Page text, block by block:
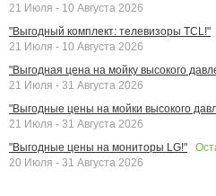
21 Июля - 10 Августа 2026
"Выгодный комплект: телевизоры TCL!"
21 Июля - 10 Августа 2026
"Выгодная цена на мойку высокого
21 Июля - 31 Августа 2026
"Выгодные цены на мойки высокого
21 Июля - 31 Августа 2026
"Выгодные цены на мониторы LG!"
20 Июля - 31 Августа 2026